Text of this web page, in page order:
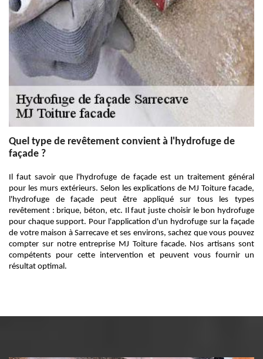
Quel type de revêtement convient à l'hydrofuge de
façade ?
Il faut savoir que l'hydrofuge de façade est un traitement général
pour les murs extérieurs. Selon les explications de MJ Toiture facade,
l'hydrofuge de façade peut être appliqué sur tous les types
revêtement : brique, béton, etc. Il faut juste choisir le bon hydrofuge
pour chaque support. Pour l'application d'un hydrofuge sur la façade
de votre maison à Sarrecave et ses environs, sachez que vous pouvez
compter sur notre entreprise MJ Toiture facade. Nos artisans sont
compétents pour cette intervention et peuvent vous fournir un
résultat optimal.